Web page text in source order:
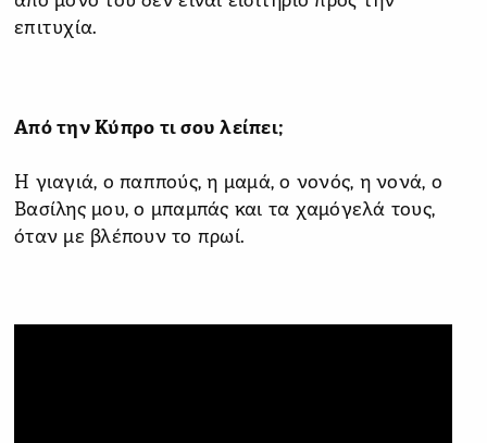
επιτυχία.
Από την Κύπρο τι σου λείπει;
Η γιαγιά, ο παππούς, η μαμά, ο νονός, η νονά, ο
Βασίλης μου, ο μπαμπάς και τα χαμόγελά τους,
όταν με βλέπουν το πρωί.